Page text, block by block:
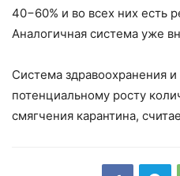
40−60% и во всех них есть
Аналогичная система уже
Система здравоохранения
потенциальному росту
смягчения карантина,